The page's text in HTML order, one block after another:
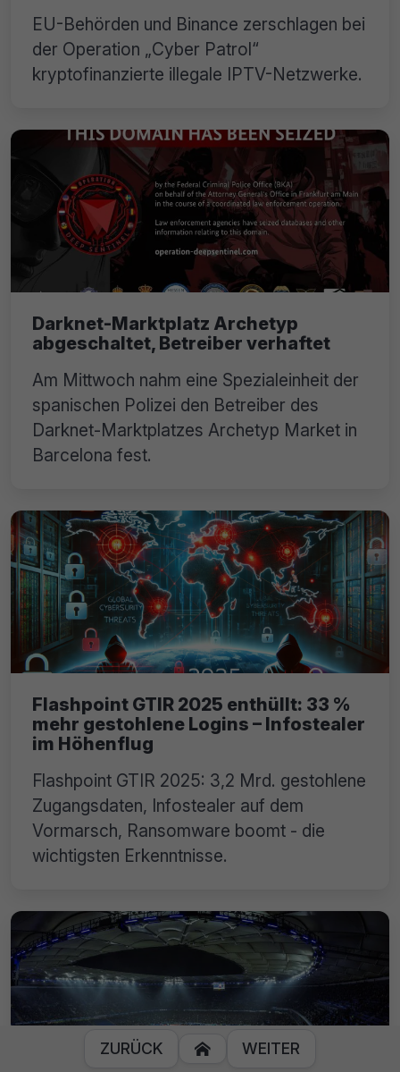
EU-Behörden und Binance zerschlagen bei
der Operation „Cyber Patrol“
kryptofinanzierte illegale IPTV-Netzwerke.
Darknet-Marktplatz Archetyp
abgeschaltet, Betreiber verhaftet
Am Mittwoch nahm eine Spezialeinheit der
spanischen Polizei den Betreiber des
Darknet-Marktplatzes Archetyp Market in
Barcelona fest.
Flashpoint GTIR 2025 enthüllt: 33 %
mehr gestohlene Logins – Infostealer
im Höhenflug
Flashpoint GTIR 2025: 3,2 Mrd. gestohlene
Zugangsdaten, Infostealer auf dem
Vormarsch, Ransomware boomt - die
wichtigsten Erkenntnisse.
ZURÜCK  WEITER